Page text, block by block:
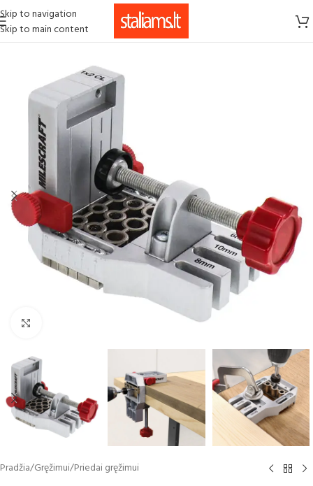
Skip to navigation
Skip to main content
Pradžia/Gręžimui/Priedai gręžimui